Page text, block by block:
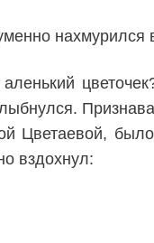
нахмурился
Цветаевой,
вздохнул: